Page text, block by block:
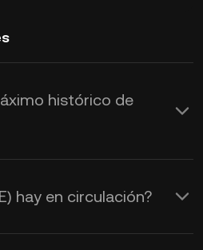
histórico de
hay en circulación?